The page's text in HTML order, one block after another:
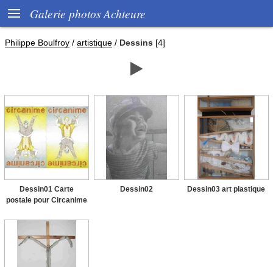
 Galerie photos Achteure
Philippe Boulfroy / artistique / Dessins [4]

Dessin01 Carte
postale pour Circanime
Dessin02 Dessin03 art plastique